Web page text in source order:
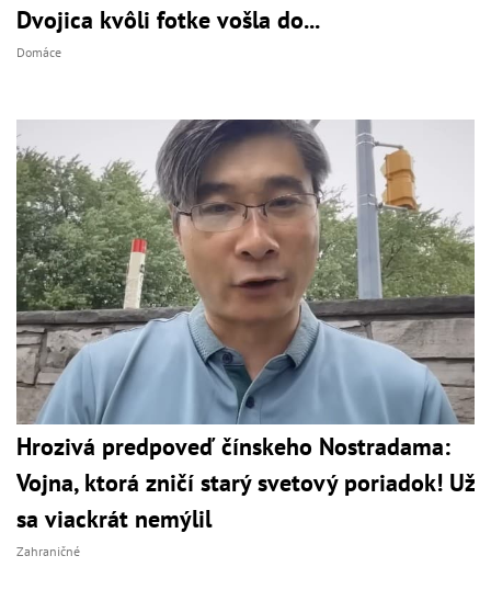
Dvojica kvôli fotke vošla do...
Domáce
Hrozivá predpoveď čínskeho Nostradama:
Vojna, ktorá zničí starý svetový poriadok! Už
sa viackrát nemýlil
Zahraničné